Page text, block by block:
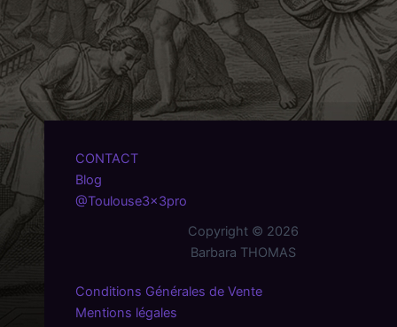
CONTACT
Blog
@Toulouse3x3pro
Copyright © 2026
Barbara THOMAS
Conditions Générales de Vente
Mentions légales